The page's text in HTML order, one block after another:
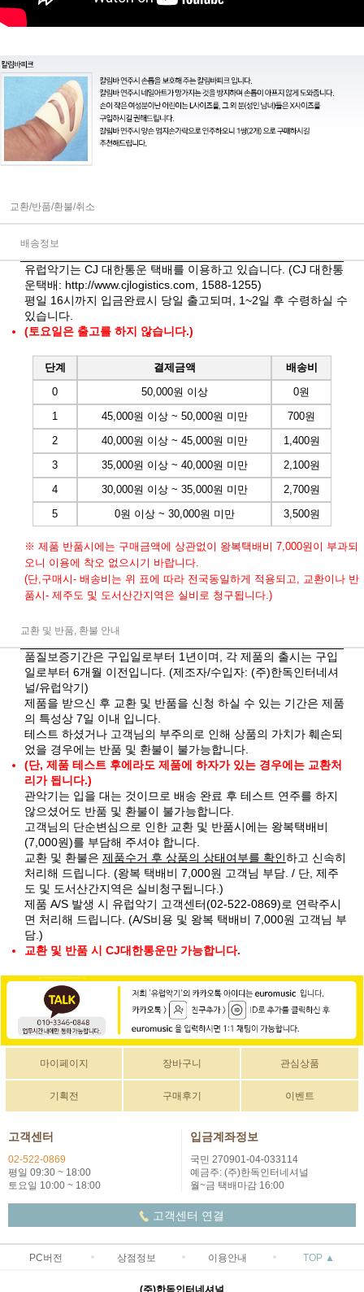
교환/반품/환불/취소
배송정보
유럽악기는 CJ 대한통운 택배를 이용하고 있습니다. (CJ 대한통
운택배: http://www.cjlogistics.com , 1588-1255)
평일 16시까지 입금완료시 당일 출고되며, 1~2일 후 수령하실 수
있습니다.
(토요일은 출고를 하지 않습니다.)
단계 결제금액
배송비
0
50,000원 이상
0원
1
45,000원 이상 ~ 50,000원 미만
700원
2
40,000원 이상 ~ 45,000원 미만
1,400원
3
35,000원 이상 ~ 40,000원 미만
2,100원
4
30,000원 이상 ~ 35,000원 미만
2,700원
5
0원 이상 ~ 30,000원 미만 3,500원
※ 제품 반품시에는 구매금액에 상관없이 왕복택배비 7,000원이 부과되
오니 이용에 착오 없으시기 바랍니다.
(단,구매시- 배송비는 위 표에 따라 전국동일하게 적용되고, 교환이나 반
품시- 제주도 및 도서산간지역은 실비로 청구됩니다.)
교환 및 반품, 환불 안내
품질보증기간은 구입일로부터 1년이며, 각 제품의 출시는 구입
일로부터 6개월 이전입니다. (제조자/수입자: (주)한독인터네셔
널/유럽악기)
제품을 받으신 후 교환 및 반품을 신청 하실 수 있는 기간은 제품
의 특성상 7일 이내 입니다.
테스트 하셨거나 고객님의 부주의로 인해 상품의 가치가 훼손되
었을 경우에는 반품 및 환불이 불가능합니다.
(단, 제품 테스트 후에라도 제품에 하자가 있는 경우에는 교환처
리가 됩니다.)
관악기는 입을 대는 것이므로 배송 완료 후 테스트 연주를 하지
않으셨어도 반품 및 환불이 불가능합니다.
고객님의 단순변심으로 인한 교환 및 반품시에는 왕복택배비
(7,000원)를 부담해 주셔야 합니다.
교환 및 환불은 제품수거 후 상품의 상태여부를 확인하고 신속히
처리해 드립니다. (왕복 택배비 7,000원 고객님 부담. / 단, 제주
도 및 도서산간지역은 실비청구됩니다.)
제품 A/S 발생 시 유럽악기 고객센터(02-522-0869)로 연락주시
면 처리해 드립니다. (A/S비용 및 왕복 택배비 7,000원 고객님 부
담.)
교환 및 반품 시 CJ대한통운만 가능합니다.
마이페이지 장바구니 관심상품
기획전 구매후기 이벤트
고객센터
02-522-0869
평일 09:30 ~ 18:00
토요일 10:00 ~ 18:00
입금계좌정보
국민 270901-04-033114
예금주: (주)한독인터네셔널
월~금 택배마감 16:00
고객센터 연결
PC버전 상점정보 이용안내 TOP ▲
(주)한독인터네셔널